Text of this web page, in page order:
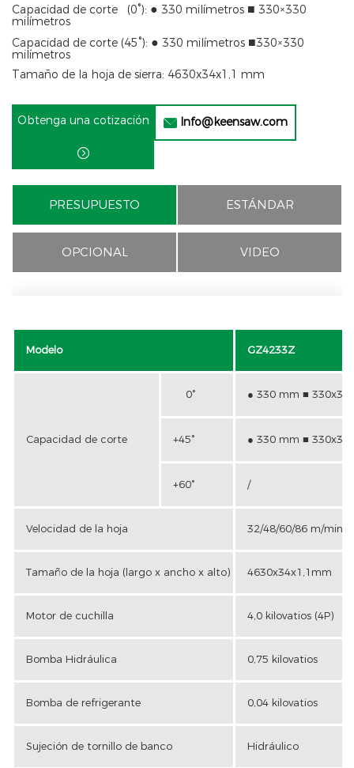
Capacidad de corte (0°): ● 330 milímetros ■ 330×330
milímetros
Capacidad de corte (45°): ● 330 milímetros ■330×330
milímetros
Tamaño de la hoja de sierra: 4630x34x1,1 mm
Obtenga una cotización

 Info@keensaw.com
PRESUPUESTO ESTÁNDAR
OPCIONAL VIDEO
Modelo GZ4233Z
Capacidad de corte
0° ● 330 mm ■
+45° ● 330 mm ■
+60° /
Velocidad de la hoja 32/48/60/86 m/min
Tamaño de la hoja (largo x ancho x alto) 4630x34x1,1mm
Motor de cuchilla 4,0 kilovatios (4P)
Bomba Hidráulica 0,75 kilovatios
Bomba de refrigerante 0,04 kilovatios
Sujeción de tornillo de banco Hidráulico